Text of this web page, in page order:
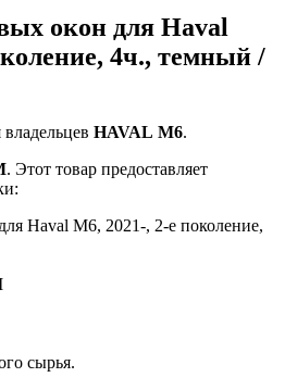
окон для Haval
4ч., темный /
HAVAL M6.
. Этот товар предоставляет
Haval M6, 2021-, 2-е поколение,
сырья.